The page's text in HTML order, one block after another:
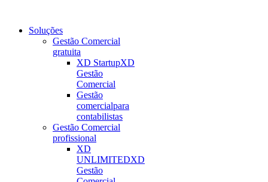
Soluções
Gestão Comercial
gratuita
XD StartupXD
Gestão
Comercial
Gestão
comercialpara
contabilistas
Gestão Comercial
profissional
XD
UNLIMITEDXD
Gestão